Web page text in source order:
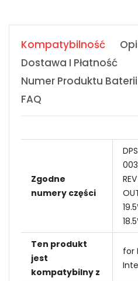
Kompatybilność
Dostawa I Płatność
Numer Produktu
FAQ
Zgodne
numery części
Ten produkt
jest
kompatybilny z
for